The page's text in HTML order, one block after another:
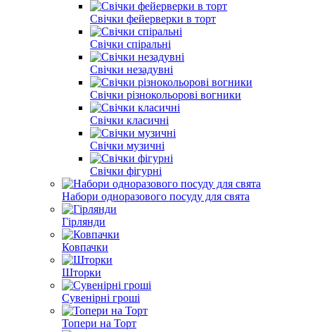
Свічки фейерверки в торт
Свічки спіральні
Свічки незадувні
Свічки різнокольорові вогники
Свічки класичні
Свічки музичні
Свічки фігурні
Набори одноразового посуду для свята
Гірлянди
Ковпачки
Шторки
Сувенірні гроші
Топери на Торт